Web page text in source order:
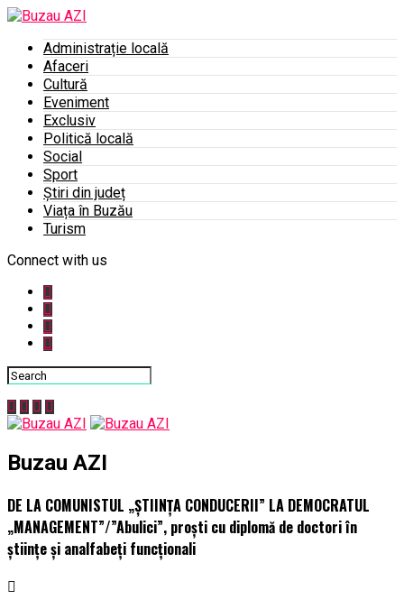
Administrație locală
Afaceri
Cultură
Eveniment
Exclusiv
Politică locală
Social
Sport
Știri din județ
Viața în Buzău
Turism
Connect with us
Buzau AZI
DE LA COMUNISTUL „ȘTIINȚA CONDUCERII” LA DEMOCRATUL
„MANAGEMENT”/”Abulici”, proști cu diplomă de doctori în
științe și analfabeți funcționali